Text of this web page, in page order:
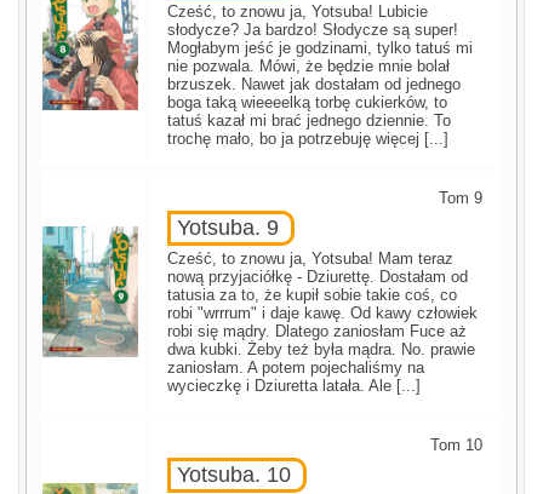
Cześć, to znowu ja, Yotsuba! Lubicie
słodycze? Ja bardzo! Słodycze są super!
Mogłabym jeść je godzinami, tylko tatuś mi
nie pozwala. Mówi, że będzie mnie bolał
brzuszek. Nawet jak dostałam od jednego
boga taką wieeeelką torbę cukierków, to
tatuś kazał mi brać jednego dziennie. To
trochę mało, bo ja potrzebuję więcej [...]
Tom 9
Yotsuba. 9
Cześć, to znowu ja, Yotsuba! Mam teraz
nową przyjaciółkę - Dziurettę. Dostałam od
tatusia za to, że kupił sobie takie coś, co
robi "wrrrum" i daje kawę. Od kawy człowiek
robi się mądry. Dlatego zaniosłam Fuce aż
dwa kubki. Żeby też była mądra. No. prawie
zaniosłam. A potem pojechaliśmy na
wycieczkę i Dziuretta latała. Ale [...]
Tom 10
Yotsuba. 10